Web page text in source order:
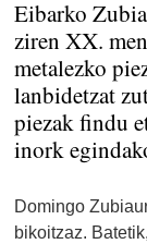
Eibarko
ziren XX.
metalezko
lanbidetzat
piezak findu
inork
Domingo
bikoitzaz.